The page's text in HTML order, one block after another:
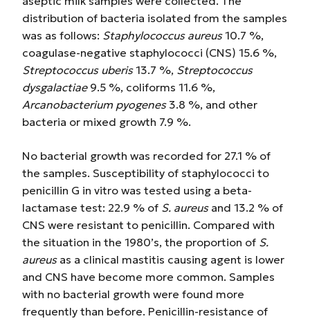
distribution of bacteria isolated from the samples
was as follows: Staphylococcus aureus10.7 %,
coagulase-negative staphylococci (CNS) 15.6 %,
Streptococcus uberis13.7 %, Streptococcus
dysgalactiae9.5 %, coliforms 11.6 %,
Arcanobacterium pyogenes3.8 %, and other
bacteria or mixed growth 7.9 %.
No bacterial growth was recorded for 27.1 % of
the samples. Susceptibility of staphylococci to
penicillin G in vitro was tested using a beta-
lactamase test: 22.9 % of S. aureusand 13.2 % of
CNS were resistant to penicillin. Compared with
the situation in the 1980’s, the proportion of S.
aureusas a clinical mastitis causing agent is lower
and CNS have become more common. Samples
with no bacterial growth were found more
frequently than before. Penicillin-resistance of